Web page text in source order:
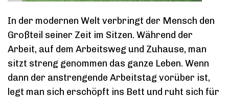
In der modernen Welt verbringt der Mensch den
Großteil seiner Zeit im Sitzen. Während der
Arbeit, auf dem Arbeitsweg und Zuhause, man
sitzt streng genommen das ganze Leben. Wenn
dann der anstrengende Arbeitstag vorüber ist,
legt man sich erschöpft ins Bett und ruht sich für